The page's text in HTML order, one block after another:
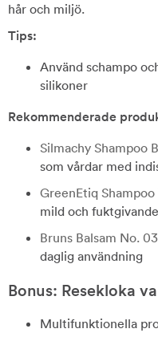
hår och miljö.
Tips:
Använd schampo
silikoner
Rekommenderade
Silmachy Shampoo
som vårdar med
GreenEtiq
mild och
Bruns Balsam No. 03
daglig användning
Bonus: Resekloka
Multifunktionella